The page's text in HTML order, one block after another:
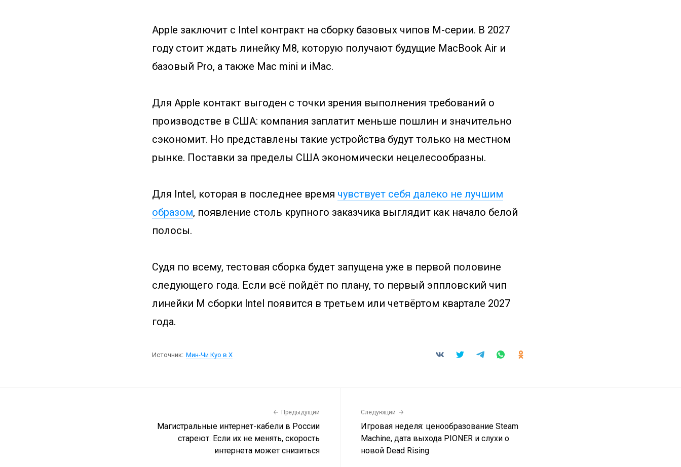
Apple заключит с Intel контракт на сборку базовых чипов M-серии. В 2027
году стоит ждать линейку M8, которую получают будущие MacBook Air и
базовый Pro, а также Mac mini и iMac.
Для Apple контакт выгоден с точки зрения выполнения требований о
производстве в США: компания заплатит меньше пошлин и значительно
сэкономит. Но представлены такие устройства будут только на местном
рынке. Поставки за пределы США экономически нецелесообразны.
Для Intel, которая в последнее время чувствует себя далеко не лучшим
образом, появление столь крупного заказчика выглядит как начало белой
полосы.
Судя по всему, тестовая сборка будет запущена уже в первой половине
следующего года. Если всё пойдёт по плану, то первый эппловский чип
линейки M сборки Intel появится в третьем или четвёртом квартале 2027
года.
Источник: Мин-Чи Куо в X
Предыдущий
Магистральные интернет-кабели в России
стареют. Если их не менять, скорость
интернета может снизиться
Следующий
Игровая неделя: ценообразование Steam
Machine, дата выхода PIONER и слухи о
новой Dead Rising